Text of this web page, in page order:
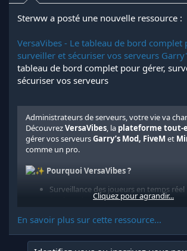
l
a
s
c
u
s
n
Sterww a posté une nouvelle ressource :
VersaVibes - Le tableau de bord complet
surveiller et sécuriser vos serveurs
tableau de bord complet pour gérer,
sécuriser vos serveurs
Administrateurs de serveurs, votre vie va
DécouvrezVersaVibes, la plateforme tout-
gérer vos serveursGarry’s Mod, FiveM et
comme un pro.
Pourquoi VersaVibes ?
Surveillance des joueurs en temps réel
Analyse des performances &
Multi-serveurs, multi-jeux, tout depuis
de bord
Support premium et fonctionnalités...
Cliquez pour agrandir...
En savoir plus sur cette ressource...